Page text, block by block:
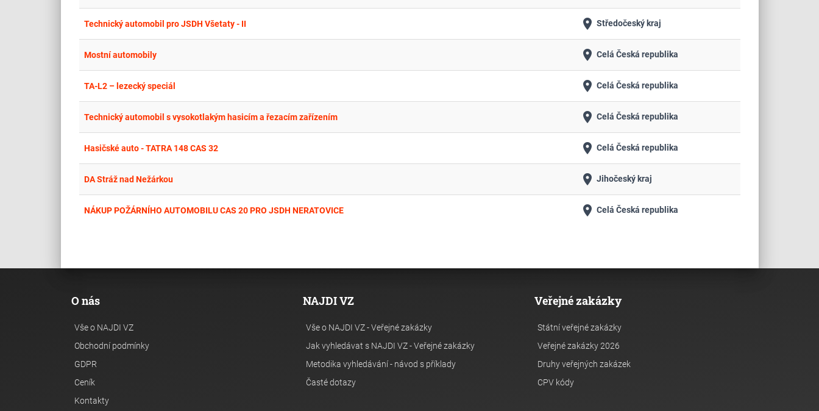
Technický automobil pro JSDH Všetaty - II place Středočeský kraj
Mostní automobily place Celá Česká republika
TA-L2 – lezecký speciál place Celá Česká republika
Technický automobil s vysokotlakým hasicím a řezacím zařízením place Celá Česká republika
Hasičské auto - TATRA 148 CAS 32 place Celá Česká republika
DA Stráž nad Nežárkou place Jihočeský kraj
NÁKUP POŽÁRNÍHO AUTOMOBILU CAS 20 PRO JSDH NERATOVICE place Celá Česká republika
O nás
Vše o NAJDI VZ
Obchodní podmínky
GDPR
Ceník
Kontakty
NAJDI VZ
Vše o NAJDI VZ - Veřejné zakázky
Jak vyhledávat s NAJDI VZ - Veřejné zakázky
Metodika vyhledávání - návod s příklady
Časté dotazy
Veřejné zakázky
Státní veřejné zakázky
Veřejné zakázky 2026
Druhy veřejných zakázek
CPV kódy